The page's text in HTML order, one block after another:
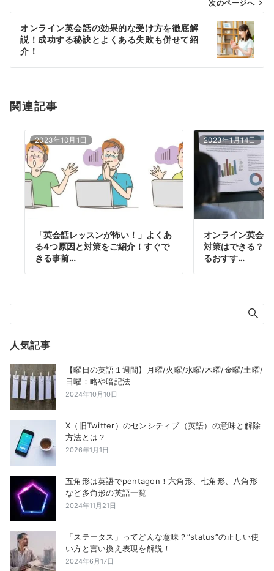
ン
次のページへ
オンライン英会話の効果的な受け方を徹底解
説！成功する秘訣とよくある失敗も併せて紹
介！
関連記事
2023年10月1日
「英会話レッスンが怖い！」よくあ
る4つ原因と対策をご紹介！すぐで
きる事前…
2023年1月14日
オンライン英会
対策はできる？
るおすす…
人気記事
【曜日の英語１週間】月曜/火曜/水曜/木曜/金曜/土曜/
日曜：略や暗記法
2024年10月10日
X（旧Twitter）のセンシティブ（英語）の意味と解除
方法とは？
2026年1月1日
五角形は英語でpentagon！六角形、七角形、八角形
など多角形の英語一覧
2024年11月21日
「ステータス」ってどんな意味？”status”の正しい使
い方と言い換え表現を解説！
2024年6月17日